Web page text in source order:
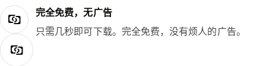
完全免费，无广告
只需几秒即可下载。完全免费，没有烦人的广告。